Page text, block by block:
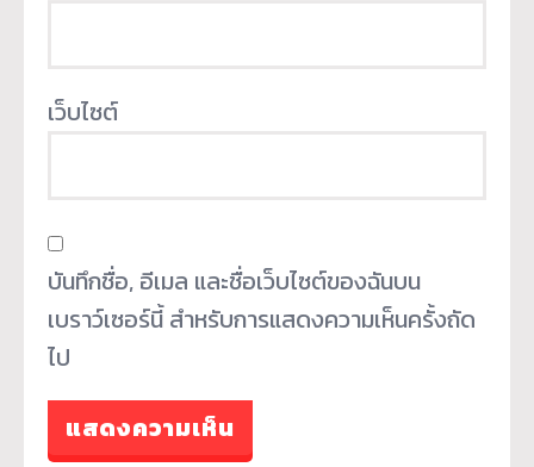
เว็บไซต์
บันทึกชื่อ, อีเมล และชื่อเว็บไซต์ของฉันบน
เบราว์เซอร์นี้ สำหรับการแสดงความเห็นครั้งถัด
ไป